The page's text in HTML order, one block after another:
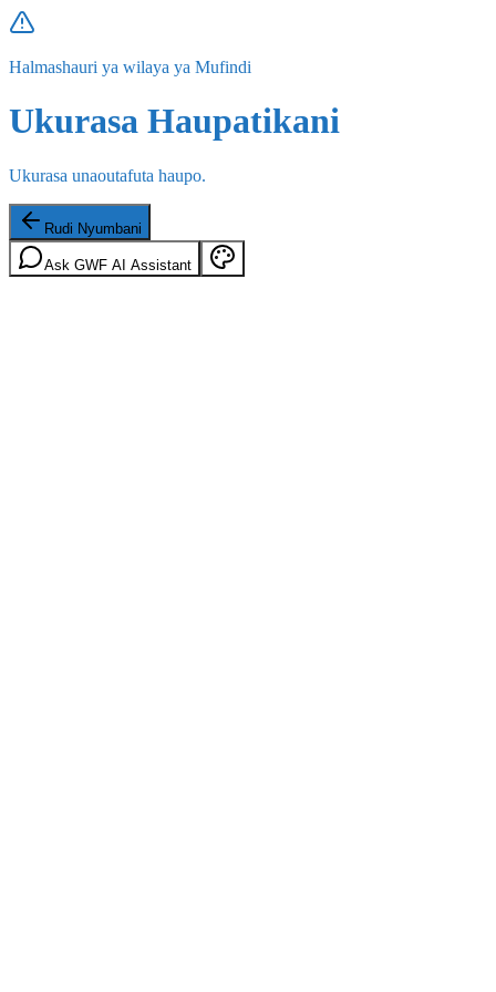
Halmashauri ya wilaya ya Mufindi
Ukurasa Haupatikani
Ukurasa unaoutafuta haupo.
Rudi Nyumbani
Ask GWF AI Assistant